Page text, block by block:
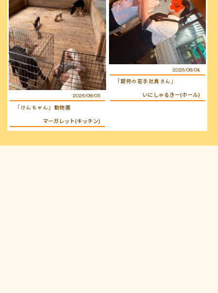
2026/08/05
「けんちゃん」動物園
マーガレット(キッチン)
2026/08/04
「期待の若手社員さん」
いにしゃるきー(ホール)